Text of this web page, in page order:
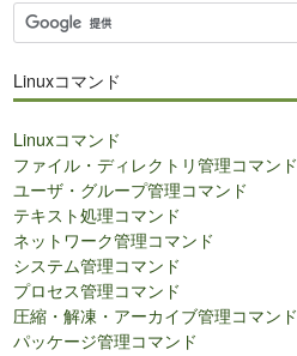
サ
イ
内
索
Linuxコマンド
Linuxコマンド
ファイル・ディレクトリ管理コマンド
ユーザ・グループ管理コマンド
テキスト処理コマンド
ネットワーク管理コマンド
システム管理コマンド
プロセス管理コマンド
圧縮・解凍・アーカイブ管理コマンド
パッケージ管理コマンド